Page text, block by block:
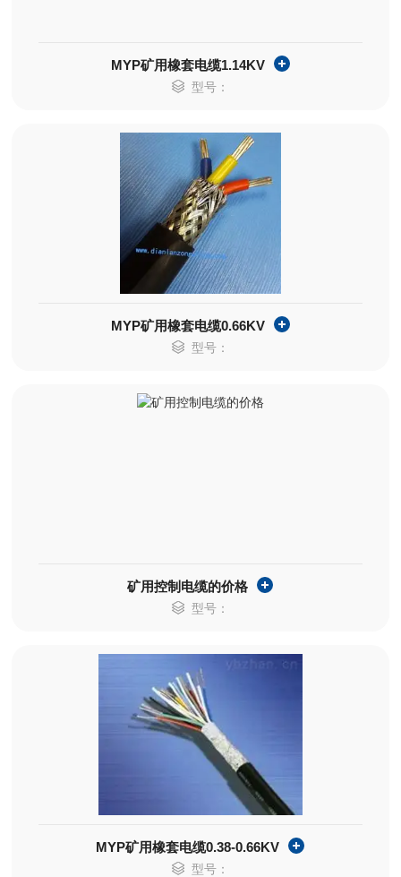
MYP矿用橡套电缆1.14KV
型号：
MYP矿用橡套电缆0.66KV
型号：
矿用控制电缆的价格
型号：
MYP矿用橡套电缆0.38-0.66KV
型号：